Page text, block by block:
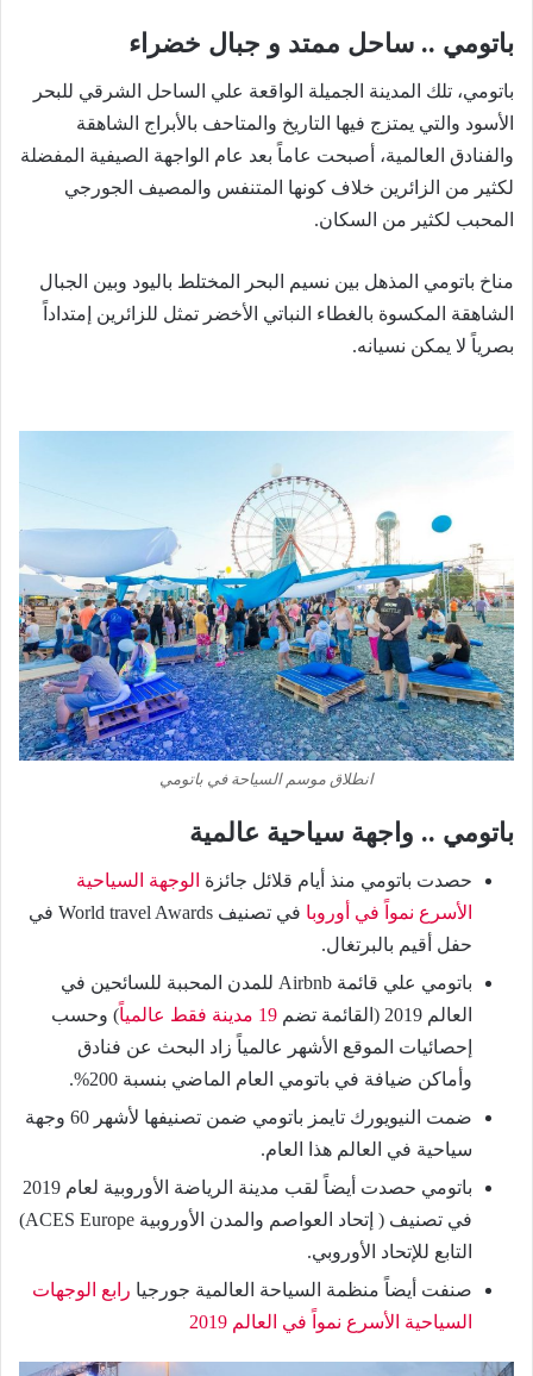
باتومي .. ساحل ممتد و جبال خضراء
باتومي، تلك المدينة الجميلة الواقعة علي الساحل الشرقي للبحر
الأسود والتي يمتزج فيها التاريخ والمتاحف بالأبراج الشاهقة
والفنادق العالمية، أصبحت عاماً بعد عام الواجهة الصيفية المفضلة
لكثير من الزائرين خلاف كونها المتنفس والمصيف الجورجي
المحبب لكثير من السكان.
مناخ باتومي المذهل بين نسيم البحر المختلط باليود وبين الجبال
الشاهقة المكسوة بالغطاء النباتي الأخضر تمثل للزائرين إمتداداً
بصرياً لا يمكن نسيانه.
انطلاق موسم السياحة في باتومي
باتومي .. واجهة سياحية عالمية
حصدت باتومي منذ أيام قلائل جائزة الوجهة السياحية
الأسرع نمواً في أوروبا
في تصنيف World travel Awards في
حفل أقيم بالبرتغال.
باتومي علي قائمة Airbnb للمدن المحببة للسائحين في
العالم 2019 (القائمة تضم
19 مدينة فقط عالمياً
) وحسب
إحصائيات الموقع الأشهر عالمياً زاد البحث عن فنادق
وأماكن ضيافة في باتومي العام الماضي بنسبة 200%.
ضمت النيويورك تايمز باتومي ضمن تصنيفها لأشهر 60 وجهة
سياحية في العالم هذا العام.
باتومي حصدت أيضاً لقب مدينة الرياضة الأوروبية لعام 2019
في تصنيف ( إتحاد العواصم والمدن الأوروبية ACES Europe)
التابع للإتحاد الأوروبي.
صنفت أيضاً منظمة السياحة العالمية جورجيا رابع الوجهات
السياحية الأسرع نمواً في العالم 2019